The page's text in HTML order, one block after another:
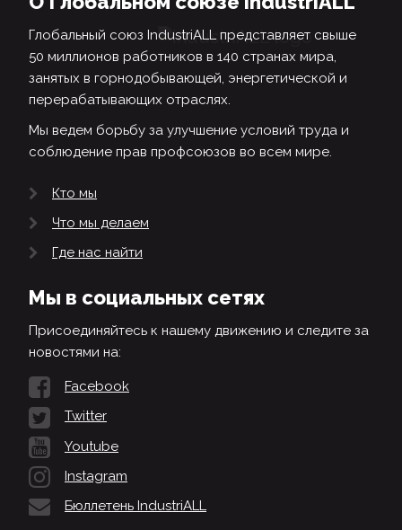
Глобальный союз IndustriALL представляет свыше
50 миллионов работников в 140 странах мира,
занятых в горнодобывающей, энергетической и
перерабатывающих отраслях.
Мы ведем борьбу за улучшение условий труда и
соблюдение прав профсоюзов во всем мире.
Кто мы
Что мы делаем
Где нас найти
Мы в социальных сетях
Присоединяйтесь к нашему движению и следите за
новостями на:
Facebook
Twitter
Youtube
Instagram
Бюллетень IndustriALL